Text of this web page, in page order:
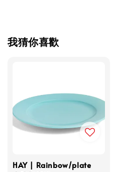
我猜你喜歡
HAY | Rainbow/plate